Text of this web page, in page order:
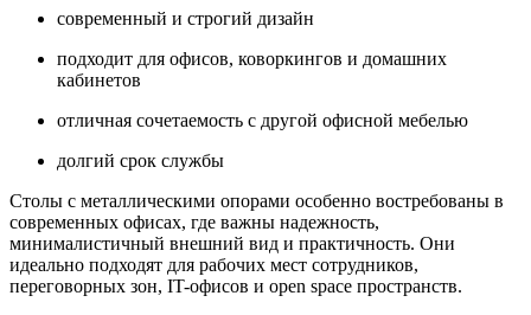
современный и строгий дизайн
подходит для офисов, коворкингов и домашних
кабинетов
отличная сочетаемость с другой офисной мебелью
долгий срок службы
Столы с металлическими опорами особенно востребованы в
современных офисах, где важны надежность,
минималистичный внешний вид и практичность. Они
идеально подходят для рабочих мест сотрудников,
переговорных зон, IT-офисов и open space пространств.